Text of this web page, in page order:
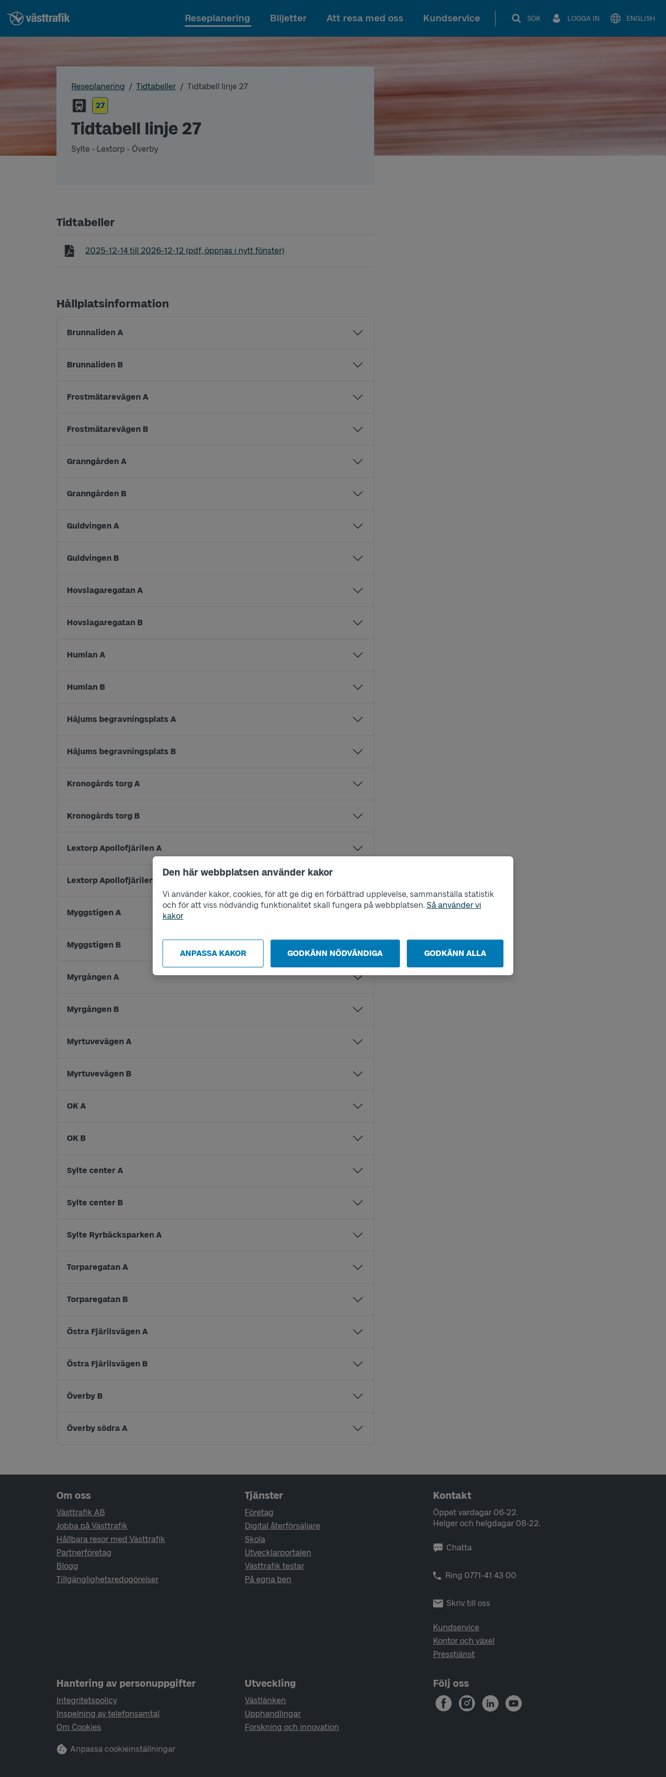
Den här webbplatsen använder kakor
Vi använder kakor, cookies, för att ge dig en förbättrad upplevelse, sammanställa statistik
och för att viss nödvändig funktionalitet skall fungera på webbplatsen. Så använder vi
kakor
ANPASSA KAKOR GODKÄNN NÖDVÄNDIGA GODKÄNN ALLA
Till innehållet
Reseplanering Biljetter Att resa med oss Kundservice SÖK LOGGA IN ENGLISH
Reseplanering Tidtabeller
Tidtabell linje 27
27
Tidtabell linje 27
Sylte - Lextorp - Överby
Tidtabeller
Tidtabell linje 27 Sylte - Lextorp - Överby
2025-12-14 till 2026-12-12 (pdf, öppnas i nytt fönster)
Hållplatsinformation
Brunnaliden A
Brunnaliden B
Frostmätarevägen A
Frostmätarevägen B
Granngården A
Granngården B
Guldvingen A
Guldvingen B
Hovslagaregatan A
Hovslagaregatan B
Humlan A
Humlan B
Håjums begravningsplats A
Håjums begravningsplats B
Kronogårds torg A
Kronogårds torg B
Lextorp Apollofjärilen A
Lextorp Apollofjärilen B
Myggstigen A
Myggstigen B
Myrgången A
Myrgången B
Myrtuvevägen A
Myrtuvevägen B
OK A
OK B
Sylte center A
Sylte center B
Sylte Ryrbäcksparken A
Torparegatan A
Torparegatan B
Östra Fjärilsvägen A
Östra Fjärilsvägen B
Överby B
Överby södra A
Sidfotsnavigering
Om oss
Västtrafik AB
Jobba på Västtrafik
Hållbara resor med Västtrafik
Partnerföretag
Blogg
Tillgänglighetsredogörelser
Tjänster
Företag
Digital återförsäljare
Skola
Utvecklarportalen
Västtrafik testar
På egna ben
Kontakt
Öppet vardagar 06-22.
Helger och helgdagar 08-22.
Chatta
Ring 0771-41 43 00
Skriv till oss
Kundservice
Kontor och växel
Presstjänst
Hantering av personuppgifter
Integritetspolicy
Inspelning av telefonsamtal
Om Cookies
Anpassa cookieinställningar
Utveckling
Västlänken
Upphandlingar
Forskning och innovation
Följ oss